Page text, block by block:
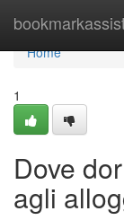
Home
Home
1
Dove
agli